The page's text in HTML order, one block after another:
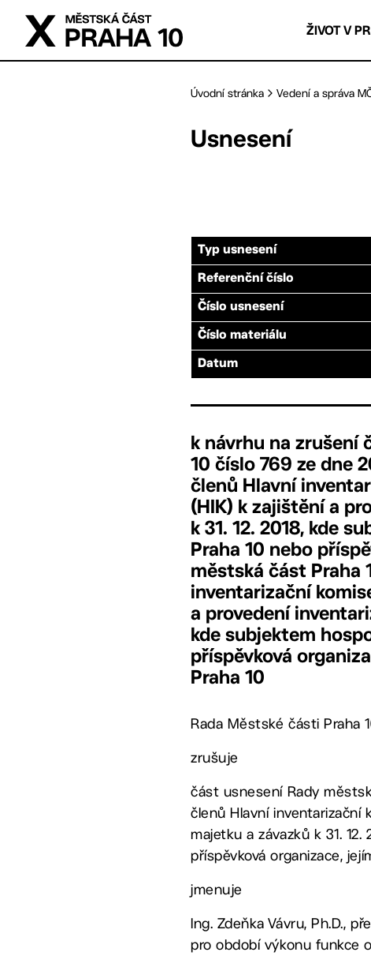
Přejít na hlavní obsah
ŽIVOT V
Úvodní stránka Vedení a správa
Usnesení
Typ usnesení
Referenční číslo
Číslo usnesení
Číslo materiálu
Datum
k návrhu na zrušení
10 číslo 769 ze dne
členů Hlavní
(HIK) k zajištění a
k 31. 12. 2018, kde
Praha 10 nebo
městská část Praha
inventarizační
a provedení
kde subjektem
příspěvková
Praha 10
Rada Městské části Praha
zrušuje
část usnesení Rady
členů Hlavní inventarizační
majetku a závazků k 31.
příspěvková organizace,
jmenuje
Ing. Zdeňka Vávru, Ph.D.,
pro období výkonu funkce